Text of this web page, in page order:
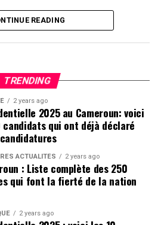
READING
TRENDING
2 years ago
2025 au Cameroun: voici
candidats qui ont déjà déclaré
ACTUALITÉS 2 years ago
: Liste complète des 250
qui font la fierté de la nation
2 years ago